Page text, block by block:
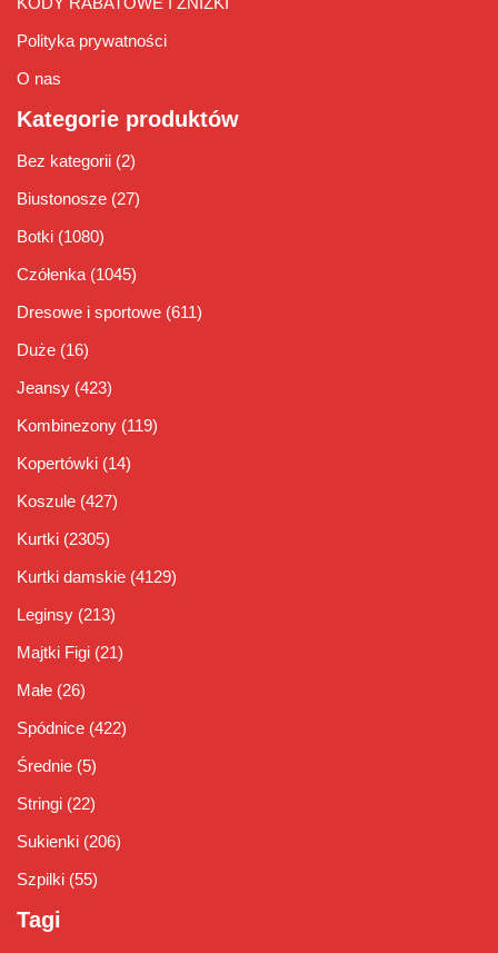
Polityka prywatności
O nas
Kategorie produktów
Bez kategorii (2)
Biustonosze (27)
Botki (1080)
Czółenka (1045)
Dresowe i sportowe (611)
Duże (16)
Jeansy (423)
Kombinezony (119)
Kopertówki (14)
Koszule (427)
Kurtki (2305)
Kurtki damskie (4129)
Leginsy (213)
Majtki Figi (21)
Małe (26)
Spódnice (422)
Średnie (5)
Stringi (22)
Sukienki (206)
Szpilki (55)
Tagi